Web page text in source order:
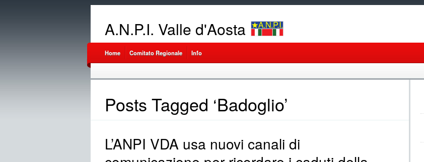
A.N.P.I. Valle d'Aosta
Home Comitato Regionale Info
Posts Tagged ‘Badoglio’
L’ANPI VDA usa nuovi canali di